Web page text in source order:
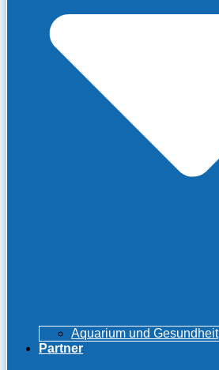
Aquarium und Gesundheit
Partner